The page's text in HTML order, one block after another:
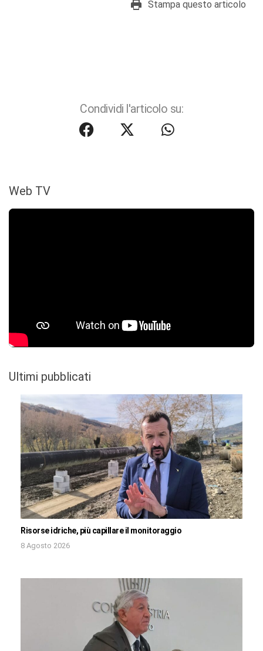
Stampa questo articolo
Condividi l'articolo su:
Web TV
Ultimi pubblicati
Risorse idriche, più capillare il monitoraggio
8 Agosto 2026